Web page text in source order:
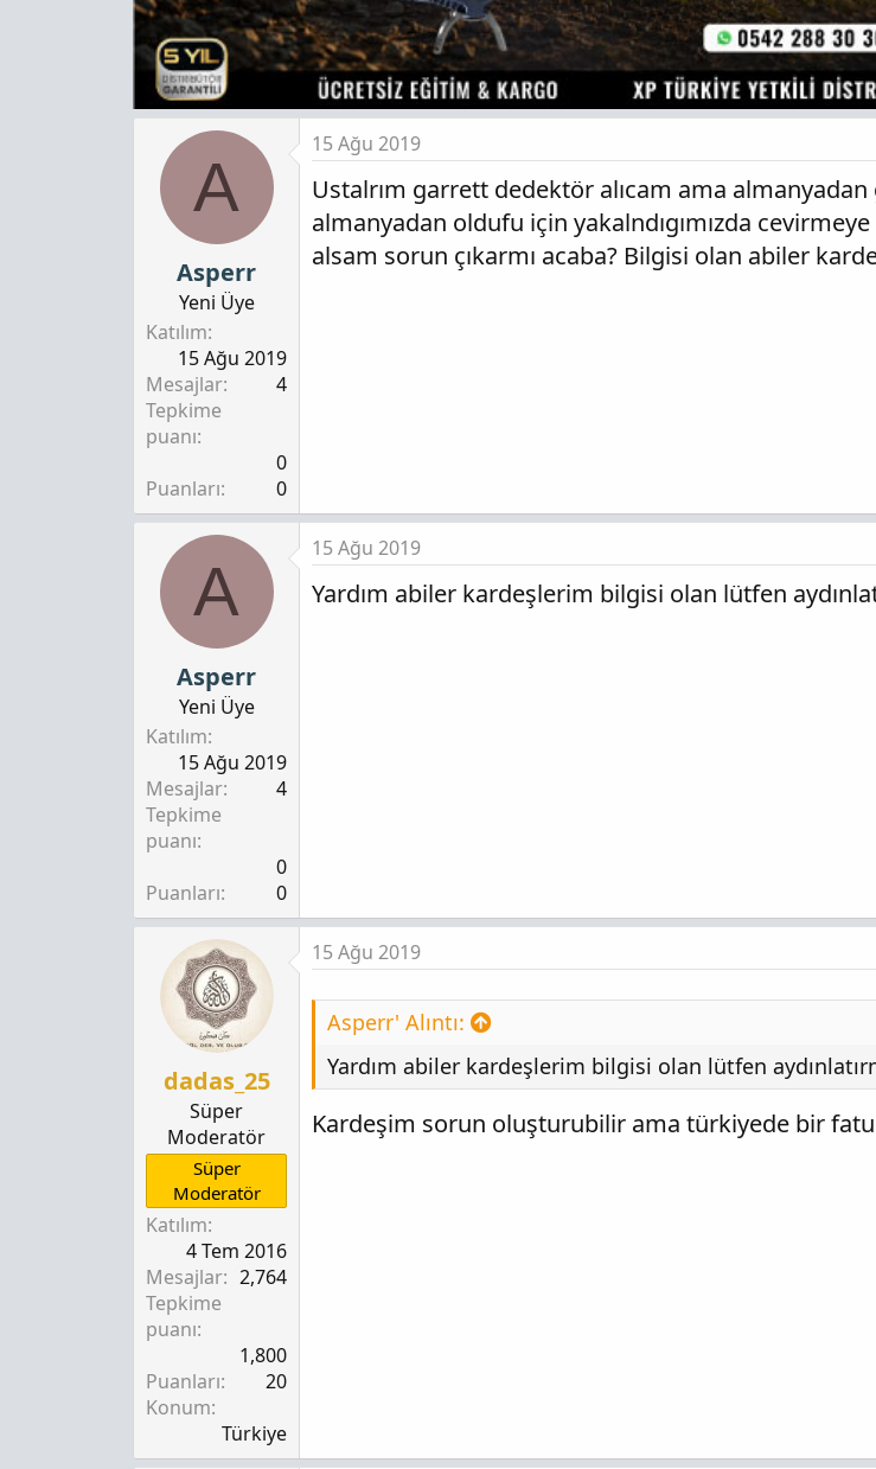
A
Asperr
Yeni Üye
Katılım
15 Ağu 2019
Mesajlar
4
Tepkime
puanı
0
Puanları
0
15 Ağu 2019
Ustalrım garrett dedektör alıcam ama
almanyadan oldufu için yakalndıgımızda
alsam sorun çıkarmı acaba? Bilgisi olan abiler
A
Asperr
Yeni Üye
Katılım
15 Ağu 2019
Mesajlar
4
Tepkime
puanı
0
Puanları
0
15 Ağu 2019
Yardım abiler kardeşlerim bilgisi olan lütfen
dadas_25
Süper
Moderatör
Süper
Moderatör
Katılım
4 Tem 2016
Mesajlar
2,764
Tepkime
puanı
1,800
Puanları
20
Konum
Türkiye
15 Ağu 2019
Asperr' Alıntı:
Yardım abiler kardeşlerim bilgisi olan lütfen
Kardeşim sorun oluşturubilir ama türkiyede bir